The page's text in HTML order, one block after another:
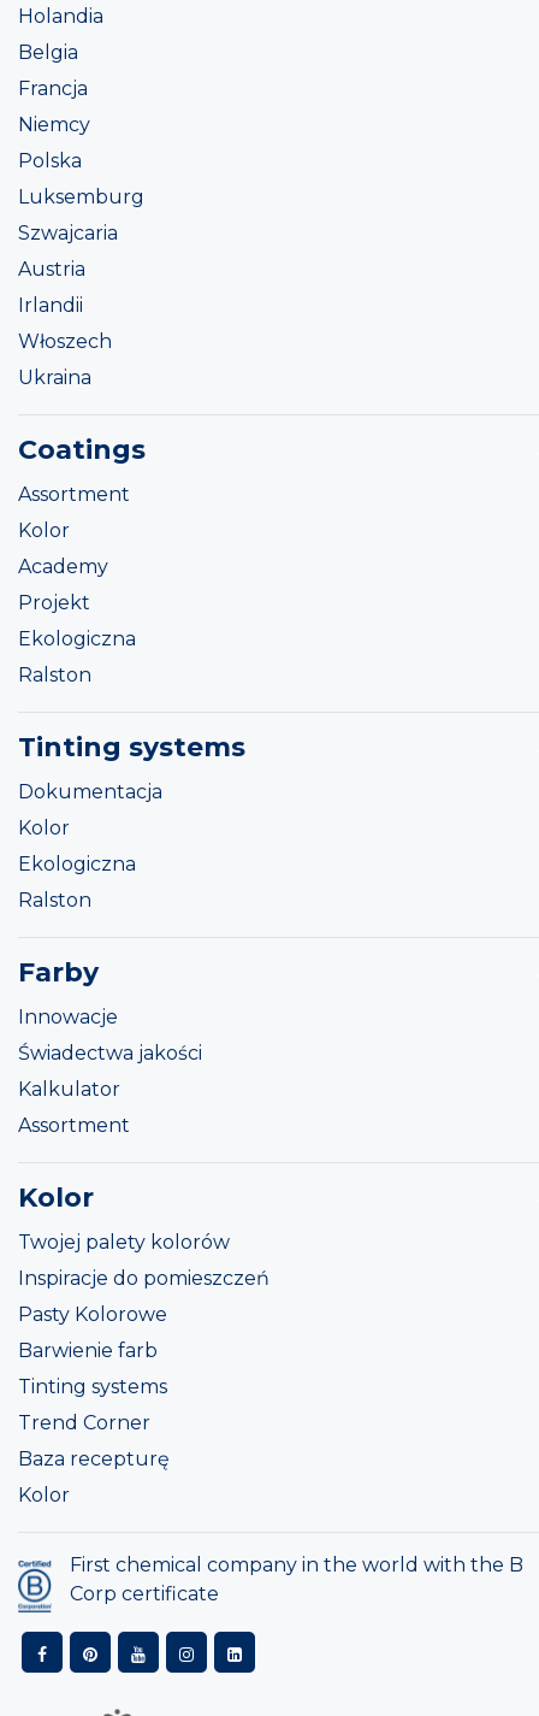
Holandia
Belgia
Francja
Niemcy
Polska
Luksemburg
Szwajcaria
Austria
Irlandii
Włoszech
Ukraina
Coatings
Assortment
Kolor
Academy
Projekt
Ekologiczna
Ralston
Tinting systems
Dokumentacja
Kolor
Ekologiczna
Ralston
Farby
Innowacje
Świadectwa jakości
Kalkulator
Assortment
Kolor
Twojej palety kolorów
Inspiracje do pomieszczeń
Pasty Kolorowe
Barwienie farb
Tinting systems
Trend Corner
Baza recepturę
Kolor
First chemical company in the world with the B
Corp certificate